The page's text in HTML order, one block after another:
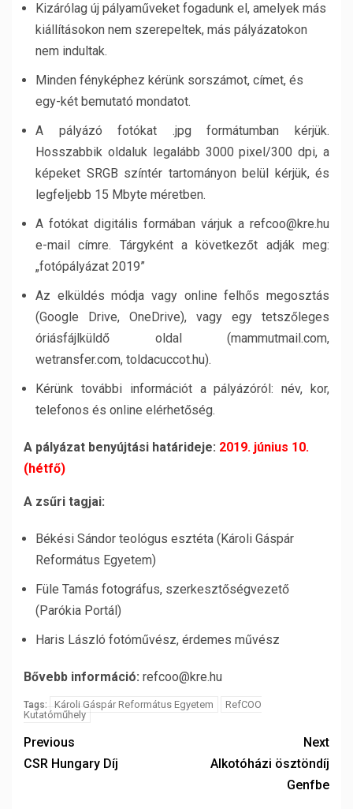
Kizárólag új pályaműveket fogadunk el, amelyek más
kiállításokon nem szerepeltek, más pályázatokon
nem indultak.
Minden fényképhez kérünk sorszámot, címet, és
egy-két bemutató mondatot.
A pályázó fotókat .jpg formátumban kérjük.
Hosszabbik oldaluk legalább 3000 pixel/300 dpi, a
képeket SRGB színtér tartományon belül kérjük, és
legfeljebb 15 Mbyte méretben.
A fotókat digitális formában várjuk a refcoo@kre.hu
e-mail címre. Tárgyként a következőt adják meg:
„fotópályázat 2019”
Az elküldés módja vagy online felhős megosztás
(Google Drive, OneDrive), vagy egy tetszőleges
óriásfájlküldő oldal (mammutmail.com,
wetransfer.com, toldacuccot.hu).
Kérünk további információt a pályázóról: név, kor,
telefonos és online elérhetőség.
A pályázat benyújtási határideje: 2019. június 10.
(hétfő)
A zsűri tagjai:
Békési Sándor teológus esztéta (Károli Gáspár
Református Egyetem)
Füle Tamás fotográfus, szerkesztőségvezető
(Parókia Portál)
Haris László fotóművész, érdemes művész
Bővebb információ: refcoo@kre.hu
Tags: Károli Gáspár Református Egyetem
RefCOO
Kutatóműhely
Previous
CSR Hungary Díj
Next
Alkotóházi ösztöndíj
Genfbe